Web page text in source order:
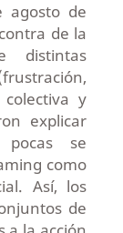
agosto de
de la
distintas
colectiva y
explicar
pocas se
como
Así, los
de